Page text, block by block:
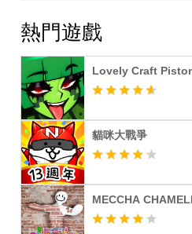
熱門遊戲
Lovely Craft
貓咪大戰爭
MECCHA